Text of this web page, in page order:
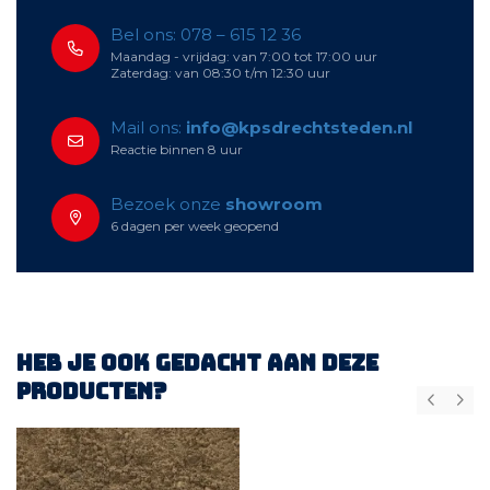
Bel ons: 078 – 615 12 36
Maandag - vrijdag: van 7:00 tot 17:00 uur
Zaterdag: van 08:30 t/m 12:30 uur
Mail ons: info@kpsdrechtsteden.nl
Reactie binnen 8 uur
Bezoek onze showroom
6 dagen per week geopend
Heb je ook gedacht aan deze
producten?